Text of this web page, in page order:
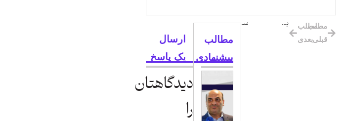
مطلب
قبلی
مطلب
بعدی
بازی دیجیتال در زمین محدود و ناهموار سلطه سهم ۶۸ درصدی راست‌چین در بازار وردپرس ایران؛ پایان رقابت؟
مطالب
پیشنهادی
ارسال
یک پاسخ
دیدگاهتان
را